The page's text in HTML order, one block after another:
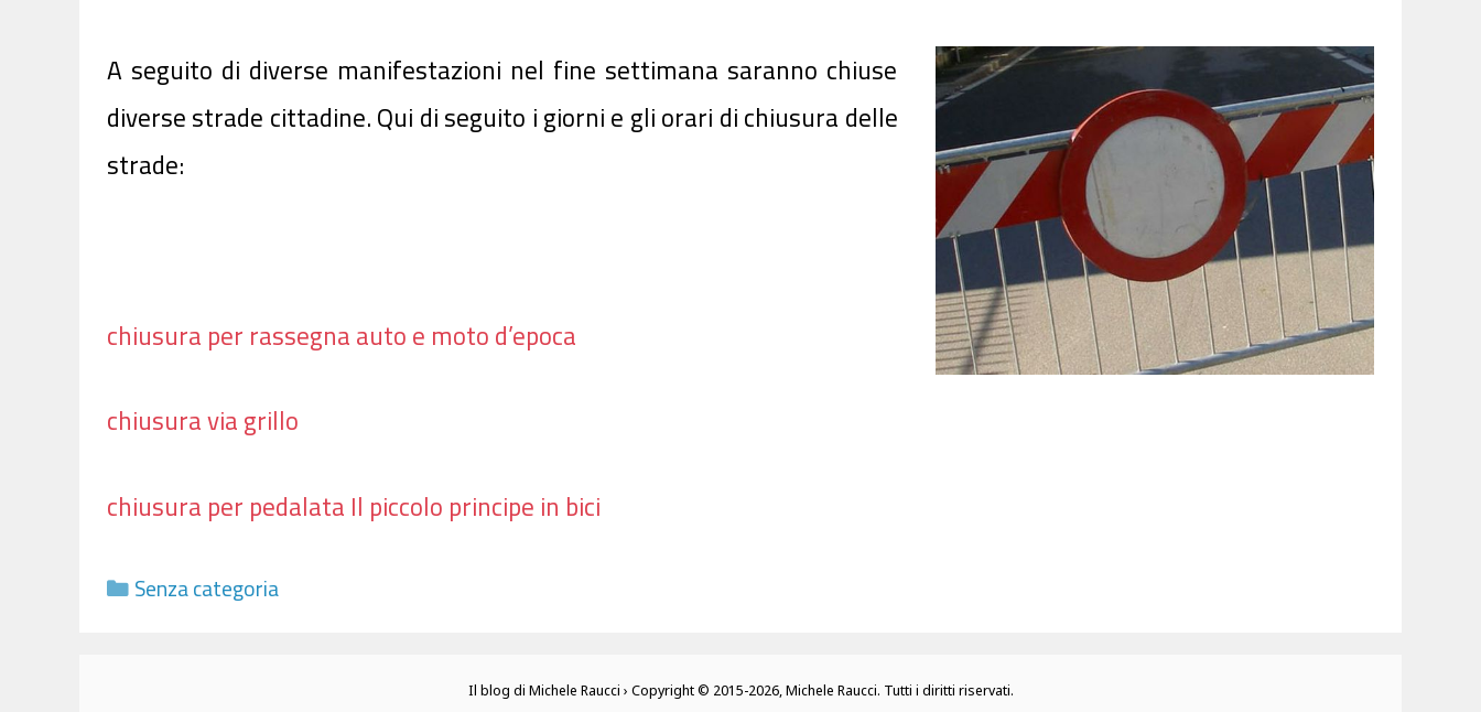
A seguito di diverse manifestazioni nel fine settimana saranno chiuse
diverse strade cittadine. Qui di seguito i giorni e gli orari di chiusura delle
strade:
chiusura per rassegna auto e moto d’epoca
chiusura via grillo
chiusura per pedalata Il piccolo principe in bici
Categorie
Senza categoria
Il blog di Michele Raucci › Copyright © 2015-2026, Michele Raucci. Tutti i diritti riservati.